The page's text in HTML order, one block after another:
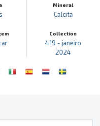
Mineral
Calcita
Collection
419 - janeiro
2024